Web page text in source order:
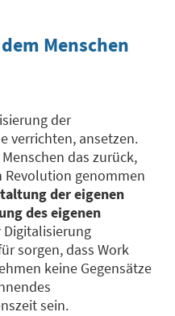
Menschen
der
verrichten, ansetzen.
das zurück,
genommen
der eigenen
des eigenen
Digitalisierung
sorgen, dass Work
keine Gegensätze
sein.